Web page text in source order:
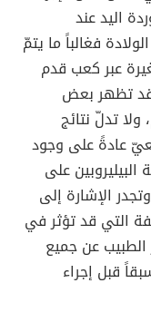
اليد عند
فغالباً ما يتمّ
عبر كعب قدم
تظهر بعض
تدلّ نتائج
عادةً على وجود
على
الإشارة إلى
التي قد تؤثر في
الطبيب عن جميع
قبل إجراء